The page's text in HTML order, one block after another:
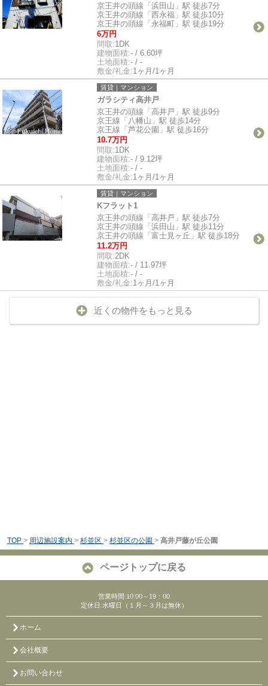
京王井の頭線「浜田山」駅 徒歩7分
京王井の頭線「西永福」駅 徒歩10分
京王井の頭線「永福町」駅 徒歩19分
6万円
間取:1DK
建物面積:- / 6.60坪
土地面積:- / -
敷金/礼金:1ヶ月/1ヶ月
賃貸｜マンション
ガラシティ高井戸
京王井の頭線「高井戸」駅 徒歩9分
京王線「八幡山」駅 徒歩14分
京王線「芦花公園」駅 徒歩16分
10.7万円
間取:1DK
建物面積:- / 9.12坪
土地面積:- / -
敷金/礼金:1ヶ月/1ヶ月
賃貸｜マンション
Kフラット1
京王井の頭線「高井戸」駅 徒歩7分
京王井の頭線「浜田山」駅 徒歩11分
京王井の頭線「富士見ヶ丘」駅 徒歩18分
11.2万円
間取:2DK
建物面積:- / 11.97坪
土地面積:- / -
敷金/礼金:1ヶ月/1ヶ月
近くの物件をもっと見る
TOP > 周辺施設案内 > 杉並区 > 杉並区の公園 > 高井戸藤が丘公園
ページトップに戻る
営業時間:10:00～19：00
定休日:水曜日（１月～３月は無休）
ホーム
会社概要
お問い合わせ